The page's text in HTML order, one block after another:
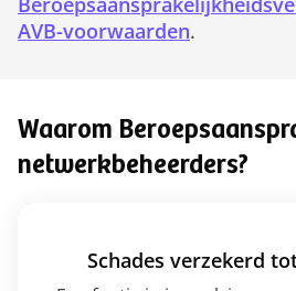
AVB-voorwaarden.
Waarom
netwerkbeheerders?
Schades verzekerd